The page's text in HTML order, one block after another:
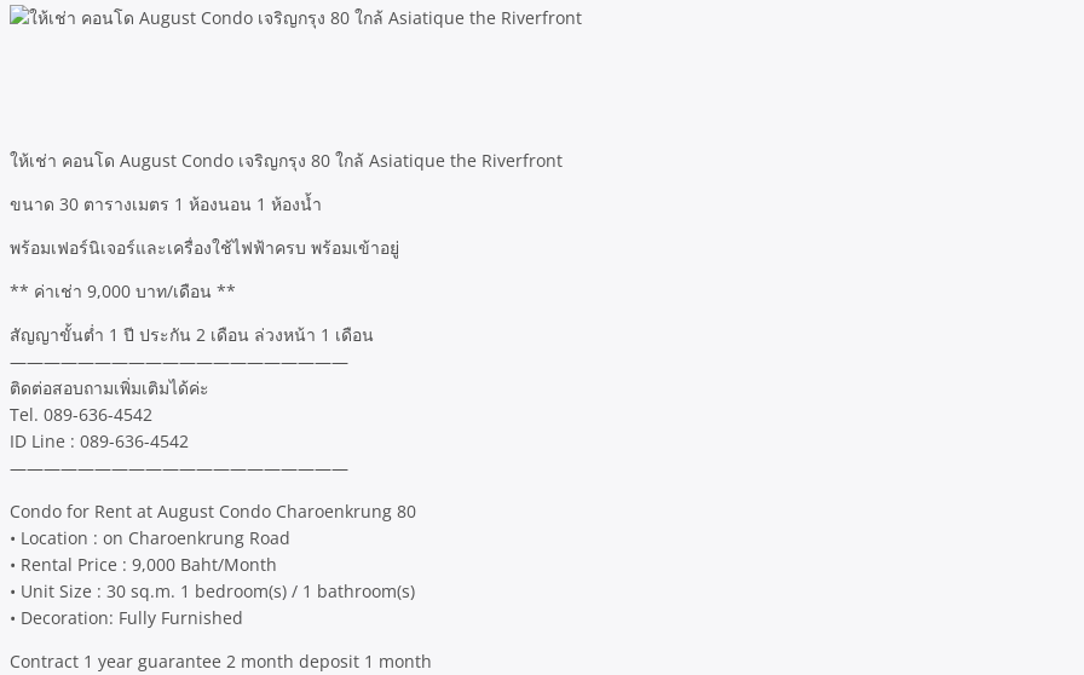
ให้เช่า คอนโด August Condo เจริญกรุง 80 ใกล้ Asiatique the Riverfront
ขนาด 30 ตารางเมตร 1 ห้องนอน 1 ห้องน้ำ
พร้อมเฟอร์นิเจอร์และเครื่องใช้ไฟฟ้าครบ พร้อมเข้าอยู่
** ค่าเช่า 9,000 บาท/เดือน **
สัญญาขั้นต่ำ 1 ปี ประกัน 2 เดือน ล่วงหน้า 1 เดือน
————————————————————
ติดต่อสอบถามเพิ่มเติมได้ค่ะ
Tel. 089-636-4542
ID Line : 089-636-4542
————————————————————
Condo for Rent at August Condo Charoenkrung 80
• Location : on Charoenkrung Road
• Rental Price : 9,000 Baht/Month
• Unit Size : 30 sq.m. 1 bedroom(s) / 1 bathroom(s)
• Decoration: Fully Furnished
Contract 1 year guarantee 2 month deposit 1 month